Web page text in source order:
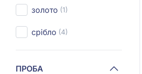
золото (1)
срібло (4)
ПРОБА